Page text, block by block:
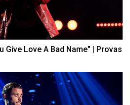
Give Love A Bad Name" | Provas